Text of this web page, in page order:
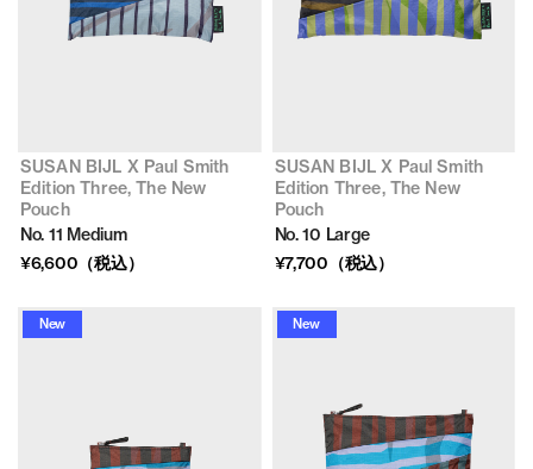
SUSAN BIJL X Paul Smith
Edition Three, The New
Pouch
No. 11 Medium
¥6,600（税込）
SUSAN BIJL X Paul Smith
Edition Three, The New
Pouch
No. 10 Large
¥7,700（税込）
New New